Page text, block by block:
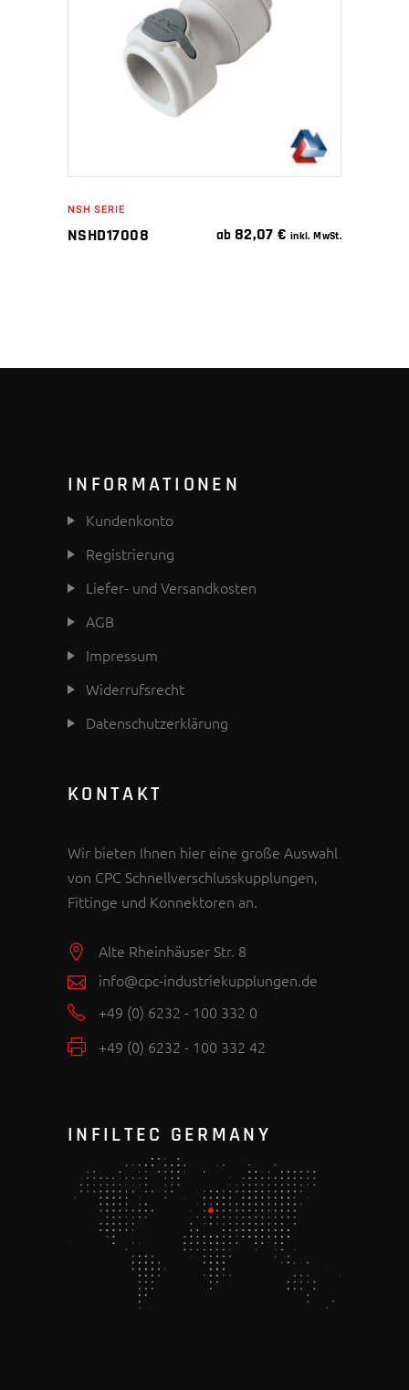
WEITERLESEN
NSH SERIE
NSHD17008 ab 82,07€ inkl. MwSt.
INFORMATIONEN
Kundenkonto
Registrierung
Liefer- und Versandkosten
AGB
Impressum
Widerrufsrecht
Datenschutzerklärung
KONTAKT
Wir bieten Ihnen hier eine große Auswahl
von CPC Schnellverschlusskupplungen,
Fittinge und Konnektoren an.
Alte Rheinhäuser Str. 8
info@cpc-industriekupplungen.de
+49 (0) 6232 - 100 332 0
+49 (0) 6232 - 100 332 42
INFILTEC GERMANY